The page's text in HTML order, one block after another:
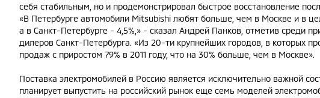
себя стабильным, но и продемонстрировал быстрое восстановление
«В Петербурге автомобили Mitsubishi любят больше, чем в Москве и в
а в Санкт-Петербурге - 4,5%,» - сказал Андрей Панков, отметив среди
дилеров Санкт-Петербурга. «Из 20-ти крупнейших городов, в которых
продаж с приростом 79% в 2011 году, что на 30% больше, чем в Москве».
Поставка электромобилей в Россию является исключительно важной
планирует выпустить на российский рынок еще семь моделей